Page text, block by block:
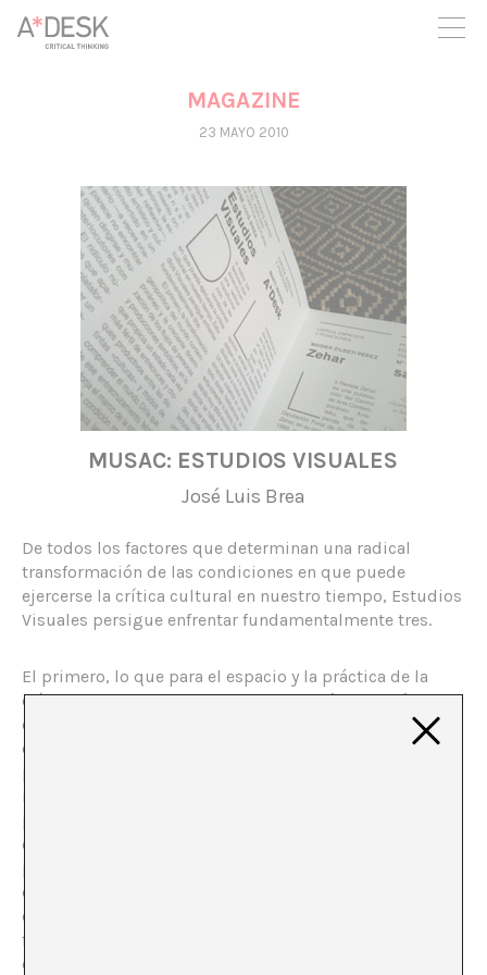
crees también en A*DESK seguimos necesitándote para poder
seguir adelante. Ahora puedes participar del proyecto y
apoyarlo.
MAGAZINE
23 MAYO 2010
MUSAC: ESTUDIOS VISUALES
José Luis Brea
De todos los factores que determinan una radical
transformación de las condiciones en que puede
ejercerse la crítica cultural en nuestro tiempo, Estudios
Visuales persigue enfrentar fundamentalmente tres.
El primero, lo que para el espacio y la práctica de la
crítica puede conllevar la transformación tecnológica
de los dispositivos de gestión, producción y
distribución del conocimiento: tanto el de las prácticas
productoras de simbolicidad –por la mediación de
relatos o formaciones de imaginario- como el de los
propios discursos de saber acerca de ellas. El reto aquí
es implicarse en el designio epocal que hace que la
producción de conocimiento se disponga en el espacio
de los usos de una tecnología -que, guste o no,
determina la configuración contemporánea de las
formas de saber- pero sin rebajar por ello la exigencia
de rigor epistémico y crítico para el trabajo del análisis.